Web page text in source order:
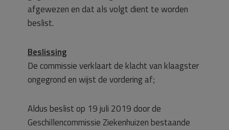
afgewezen en dat als volgt dient te worden
beslist.
Beslissing
De commissie verklaart de klacht van klaagster
ongegrond en wijst de vordering af;
Aldus beslist op 19 juli 2019 door de
Geschillencommissie Ziekenhuizen bestaande